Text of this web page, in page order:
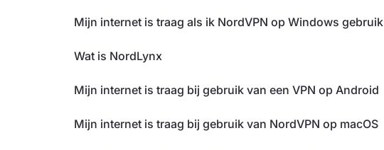
Mijn internet is traag als ik NordVPN op Windows gebruik
Wat is NordLynx
Mijn internet is traag bij gebruik van een VPN op Android
Mijn internet is traag bij gebruik van NordVPN op macOS